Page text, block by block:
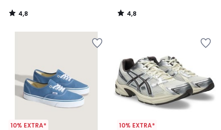
4,8
/
4,8
/
10% EXTRA* 10% EXTRA*